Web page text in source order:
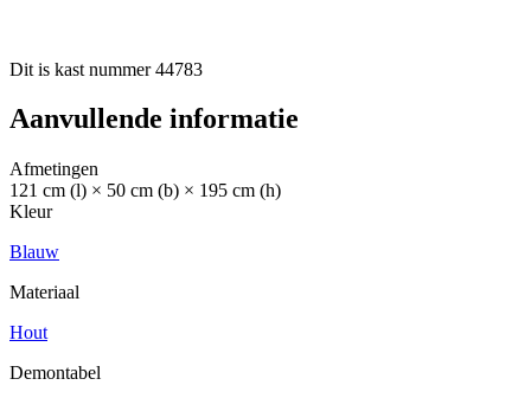
Dit is kast nummer 44783
Aanvullende informatie
Afmetingen
121 cm (l) × 50 cm (b) × 195 cm (h)
Kleur
Blauw
Materiaal
Hout
Demontabel